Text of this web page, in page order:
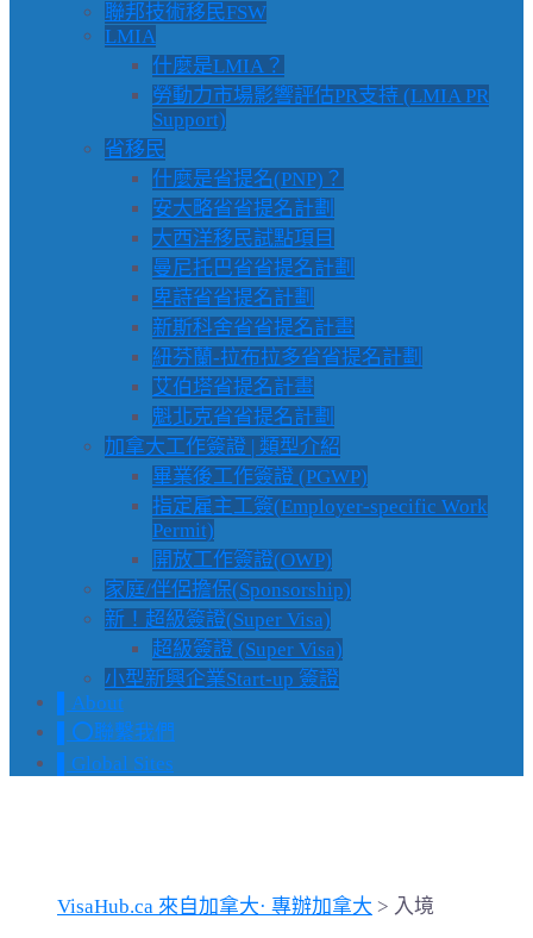
聯邦技術移民FSW
LMIA
什麼是LMIA？
勞動力市場影響評估PR支持 (LMIA PR
Support)
省移民
什麼是省提名(PNP)？
安大略省省提名計劃
大西洋移民試點項目
曼尼托巴省省提名計劃
卑詩省省提名計劃
新斯科舍省省提名計畫
紐芬蘭-拉布拉多省省提名計劃
艾伯塔省提名計畫
魁北克省省提名計劃
加拿大工作簽證 | 類型介紹
畢業後工作簽證 (PGWP)
指定雇主工簽(Employer-specific Work
Permit)
開放工作簽證(OWP)
家庭/伴侶擔保(Sponsorship)
新！超級簽證(Super Visa)
超級簽證 (Super Visa)
小型新興企業Start-up 簽證
▌About
▌⭕️聯繫我們
▌Global Sites
VisaHub.ca 來自加拿大· 專辦加拿大 > 入境